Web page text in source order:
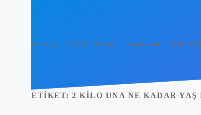
Anasayfa Gizlilik Politikası Yasal Uyarı
ETIKET: 2 KILO UNA NE KADAR YAŞ